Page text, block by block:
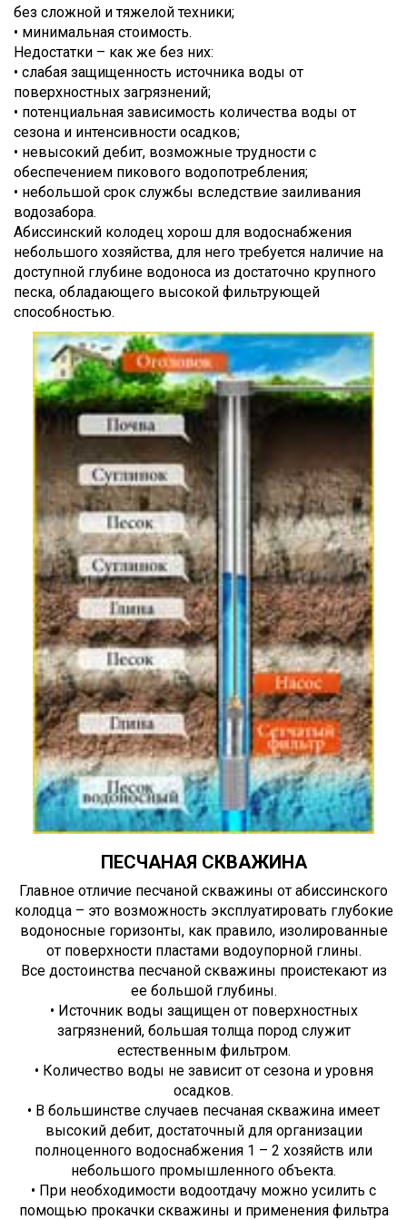
без сложной и тяжелой техники;
• минимальная стоимость.
Недостатки – как же без них:
• слабая защищенность источника воды от
поверхностных загрязнений;
• потенциальная зависимость количества воды от
сезона и интенсивности осадков;
• невысокий дебит, возможные трудности с
обеспечением пикового водопотребления;
• небольшой срок службы вследствие заиливания
водозабора.
Абиссинский колодец хорош для водоснабжения
небольшого хозяйства, для него требуется наличие на
доступной глубине водоноса из достаточно крупного
песка, обладающего высокой фильтрующей
способностью.
ПЕСЧАНАЯ СКВАЖИНА
Главное отличие песчаной скважины от абиссинского
колодца – это возможность эксплуатировать глубокие
водоносные горизонты, как правило, изолированные
от поверхности пластами водоупорной глины.
Все достоинства песчаной скважины проистекают из
ее большой глубины.
• Источник воды защищен от поверхностных
загрязнений, большая толща пород служит
естественным фильтром.
• Количество воды не зависит от сезона и уровня
осадков.
• В большинстве случаев песчаная скважина имеет
высокий дебит, достаточный для организации
полноценного водоснабжения 1 – 2 хозяйств или
небольшого промышленного объекта.
• При необходимости водоотдачу можно усилить с
помощью прокачки скважины и применения фильтра